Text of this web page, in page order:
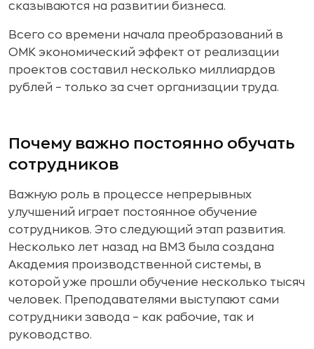
сказываются на развитии бизнеса.
Всего со времени начала преобразований в
ОМК экономический эффект от реализации
проектов составил несколько миллиардов
рублей – только за счет организации труда.
Почему важно постоянно обучать
сотрудников
Важную роль в процессе непрерывных
улучшений играет постоянное обучение
сотрудников. Это следующий этап развития.
Несколько лет назад на ВМЗ была создана
Академия производственной системы, в
которой уже прошли обучение несколько тысяч
человек. Преподавателями выступают сами
сотрудники завода – как рабочие, так и
руководство.